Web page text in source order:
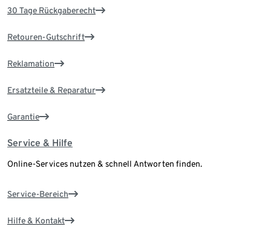
30 Tage Rückgaberecht
Retouren-Gutschrift
Reklamation
Ersatzteile & Reparatur
Garantie
Service & Hilfe
Online-Services nutzen & schnell Antworten finden.
Service-Bereich
Hilfe & Kontakt